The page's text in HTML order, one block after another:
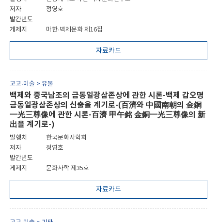
저자
정영호
발간년도
게제지
마한·백제문화 제16집
자료카드
고고·미술 > 유물
백제와 중국남조의 금동일광삼존상에 관한 시론-백제 갑오명
금동일광삼존상의 신출을 계기로-(百濟와 中國南朝의 金銅
一光三尊像에 관한 시론-百濟 甲午銘 金銅一光三尊像의 新
出을 계기로-)
발행처
한국문화사학회
저자
정영호
발간년도
게제지
문화사학 제35호
자료카드